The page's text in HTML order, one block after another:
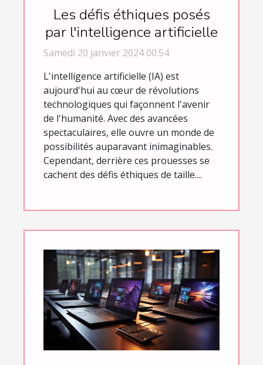
Les défis éthiques posés
par l'intelligence artificielle
Samedi 20 janvier 2024 00:54
L'intelligence artificielle (IA) est
aujourd'hui au cœur de révolutions
technologiques qui façonnent l'avenir
de l'humanité. Avec des avancées
spectaculaires, elle ouvre un monde de
possibilités auparavant inimaginables.
Cependant, derrière ces prouesses se
cachent des défis éthiques de taille....